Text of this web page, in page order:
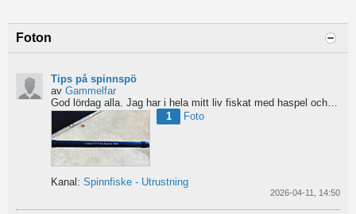
Foton
Tips på spinnspö
av Gammelfar
God lördag alla. Jag har i hela mitt liv fiskat med haspel och har för något år sedan hittat min...
1
Foto
Kanal: Spinnfiske - Utrustning
2026-04-11, 14:50